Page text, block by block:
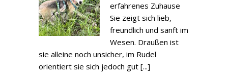
erfahrenes Zuhause
Sie zeigt sich lieb,
freundlich und sanft im
Wesen. Draußen ist
sie alleine noch unsicher, im Rudel
orientiert sie sich jedoch gut [...]